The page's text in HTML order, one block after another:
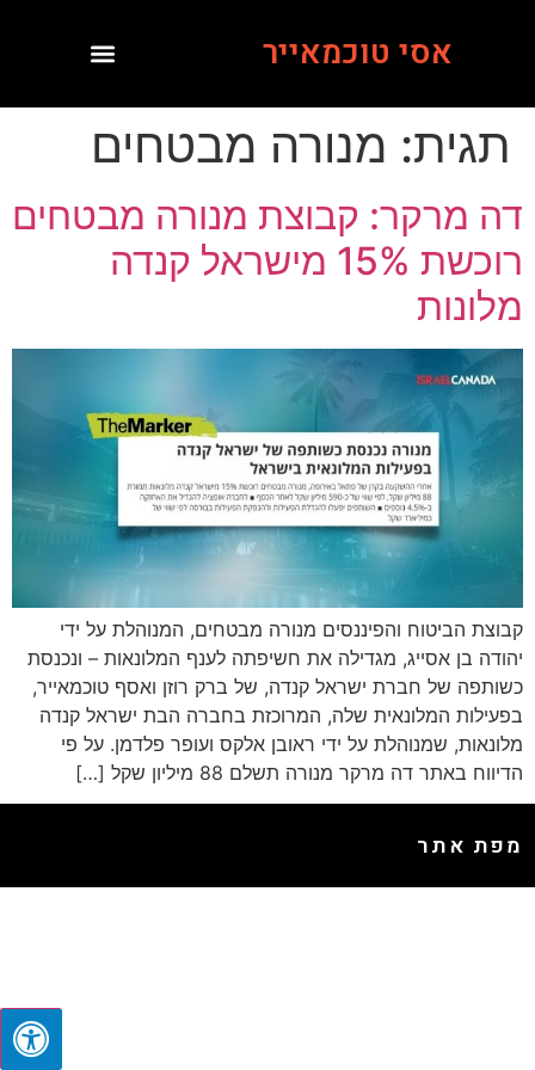
אסי טוכמאייר
תגית: מנורה מבטחים
דה מרקר: קבוצת מנורה מבטחים
רוכשת 15% מישראל קנדה
מלונות
קבוצת הביטוח והפיננסים מנורה מבטחים, המנוהלת על ידי
יהודה בן אסייג, מגדילה את חשיפתה לענף המלונאות – ונכנסת
כשותפה של חברת ישראל קנדה, של ברק רוזן ואסף טוכמאייר,
בפעילות המלונאית שלה, המרוכזת בחברה הבת ישראל קנדה
מלונאות, שמנוהלת על ידי ראובן אלקס ועופר פלדמן. על פי
הדיווח באתר דה מרקר מנורה תשלם 88 מיליון שקל […]
מפת אתר